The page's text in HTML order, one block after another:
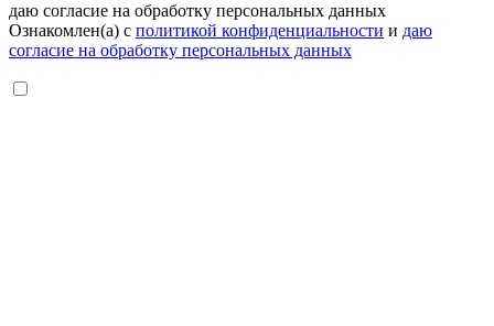
даю согласие на обработку персональных данных
Ознакомлен(а) с политикой конфиденциальности и даю
согласие на обработку персональных данных